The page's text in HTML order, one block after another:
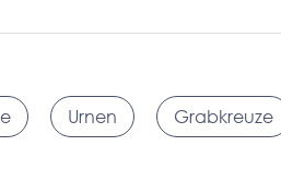
Urnen Grabkreuze